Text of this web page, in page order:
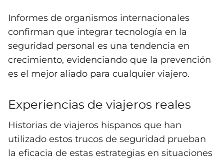
Informes de organismos internacionales
confirman que integrar tecnología en la
seguridad personal es una tendencia en
crecimiento, evidenciando que la prevención
es el mejor aliado para cualquier viajero.
Experiencias de viajeros reales
Historias de viajeros hispanos que han
utilizado estos trucos de seguridad prueban
la eficacia de estas estrategias en situaciones